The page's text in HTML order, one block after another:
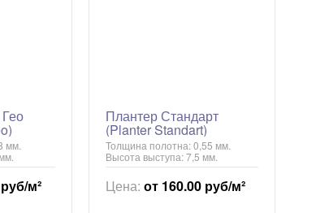
мм.
м²
Плантер Стандарт
(Planter Standart)
Толщина полотна: 0,55 мм.
Высота выступа: 7,5 мм.
Цена: от 160.00 руб/м²